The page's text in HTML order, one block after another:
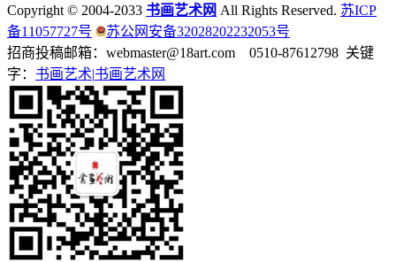
Copyright © 2004-2033 书画艺术网 All Rights Reserved. 苏ICP
备11057727号
苏公网安备32028202232053号
招商投稿邮箱：webmaster@18art.com 0510-87612798 关键
字： 书画艺术|书画艺术网